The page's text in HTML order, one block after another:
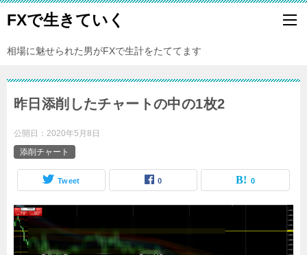
FXで生きていく
相場に魅せられた男がFXで生計をたててます
昨日添削したチャートの中の1枚2
公開日： 2020年5月8日
添削チャート
Tweet 0 0